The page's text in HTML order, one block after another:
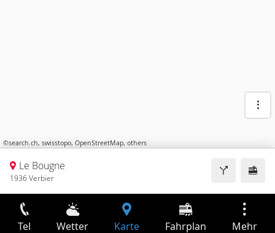
©search.ch, swisstopo, OpenStreetMap, others
Le Bougne
1936 Verbier
Tel Wetter Karte Fahrplan Mehr